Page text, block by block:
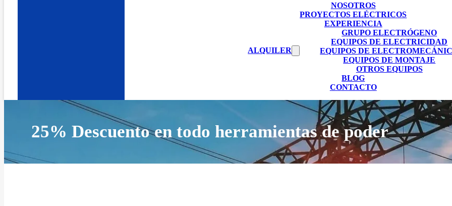
NOSOTROS
PROYECTOS ELÉCTRICOS
EXPERIENCIA
ALQUILER
GRUPO ELECTRÓGENO
EQUIPOS DE ELECTRICIDAD
EQUIPOS DE
EQUIPOS DE MONTAJE
OTROS EQUIPOS
BLOG
CONTACTO
25% Descuento en todo herramientas de poder